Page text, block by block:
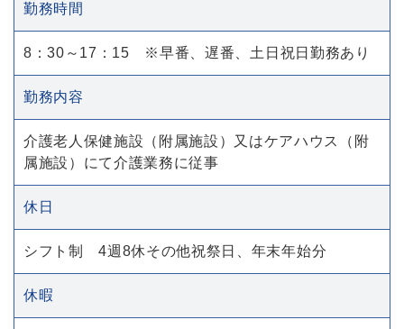
勤務時間
8：30～17：15 ※早番、遅番、土日祝日勤務あり
勤務内容
介護老人保健施設（附属施設）又はケアハウス（附
属施設）にて介護業務に従事
休日
シフト制 4週8休その他祝祭日、年末年始分
休暇